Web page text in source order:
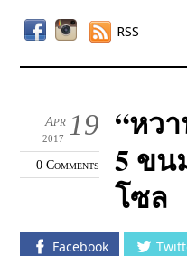
RSS
19
Apr
2017
0 Comments
“หว
5 ขน
โซล
Facebook